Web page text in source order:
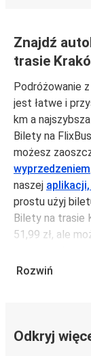
Znajdź
trasie
Podróżowanie
jest łatwe i
km a
Bilety na
możesz
wyprzedzeniem
naszej aplikacji,
prostu użyj
Bilety na trasie
51,99 zł, ale
unikając weekendów i świąt.
Rozwiń
Odkryj